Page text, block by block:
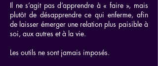
Il ne s’agit pas d’apprendre à « faire », mais
plutôt de désapprendre ce qui enferme, afin
de laisser émerger une relation plus paisible à
soi, aux autres et à la vie.
Les outils ne sont jamais imposés.